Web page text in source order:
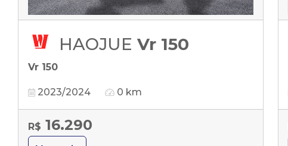
HAOJUE Vr 150
Vr 150
2023/2024 0 km
R$ 16.290